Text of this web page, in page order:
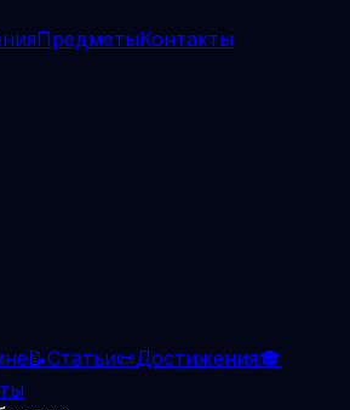
ПредметыКонтакты
📝Статьи📜Достижения🎓